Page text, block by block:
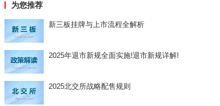
为您推荐
新三板挂牌与上市流程全解析
2025年退市新规全面实施!退市新规详解!
2025北交所战略配售规则